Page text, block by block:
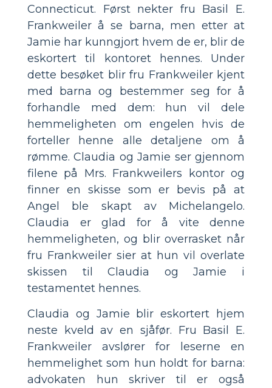
Connecticut. Først nekter fru Basil E.
Frankweiler å se barna, men etter at
Jamie har kunngjort hvem de er, blir de
eskortert til kontoret hennes. Under
dette besøket blir fru Frankweiler kjent
med barna og bestemmer seg for å
forhandle med dem: hun vil dele
hemmeligheten om engelen hvis de
forteller henne alle detaljene om å
rømme. Claudia og Jamie ser gjennom
filene på Mrs. Frankweilers kontor og
finner en skisse som er bevis på at
Angel ble skapt av Michelangelo.
Claudia er glad for å vite denne
hemmeligheten, og blir overrasket når
fru Frankweiler sier at hun vil overlate
skissen til Claudia og Jamie i
testamentet hennes.
Claudia og Jamie blir eskortert hjem
neste kveld av en sjåfør. Fru Basil E.
Frankweiler avslører for leserne en
hemmelighet som hun holdt for barna:
advokaten hun skriver til er også